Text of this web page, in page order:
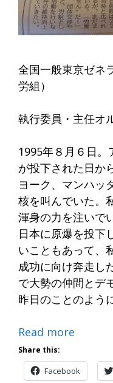
全国一般東京ゼネ
労組）
執行委員・主任オ
1995年８月６日
が投下された日か
ヨーク、マンハッ
核を叫んでいた。
渾身の力を注いで
日本に原爆を投下
いこともあって、
成功に向け奔走し
で大勢の仲間とデ
昨日のことのよう
Read more
Share this:
Facebook